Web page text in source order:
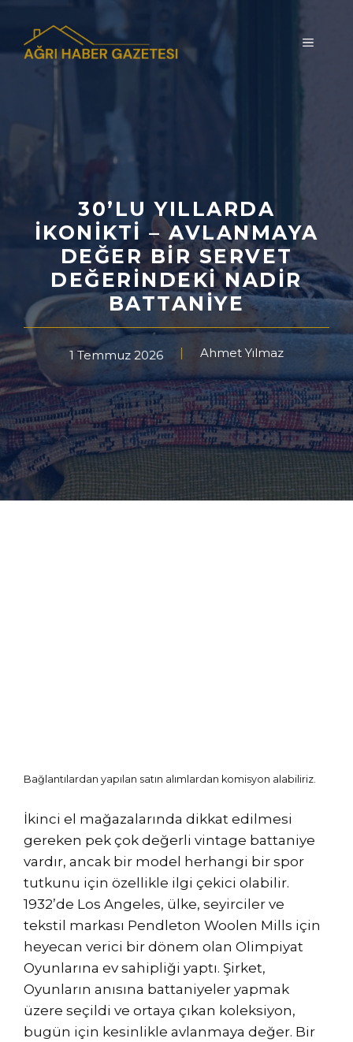
MENÜ
30’LU YILLARDA
İKONIKTI – AVLANMAYA
DEĞER BIR SERVET
DEĞERINDEKI NADIR
BATTANIYE
1 Temmuz 2026 Ahmet Yılmaz
Bağlantılardan yapılan satın alımlardan komisyon alabiliriz.
İkinci el mağazalarında dikkat edilmesi
gereken pek çok değerli vintage battaniye
vardır, ancak bir model herhangi bir spor
tutkunu için özellikle ilgi çekici olabilir.
1932’de Los Angeles, ülke, seyirciler ve
tekstil markası Pendleton Woolen Mills için
heyecan verici bir dönem olan Olimpiyat
Oyunlarına ev sahipliği yaptı. Şirket,
Oyunların anısına battaniyeler yapmak
üzere seçildi ve ortaya çıkan koleksiyon,
bugün için kesinlikle avlanmaya değer. Bir